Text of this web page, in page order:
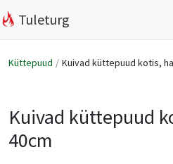
Tuleturg
Küttepuud Kuivad küttepuud kotis,
Kuivad küttepuud
40cm